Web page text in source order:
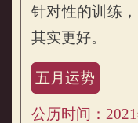
针对性的训练
其实更好。
五月运势
公历时间：